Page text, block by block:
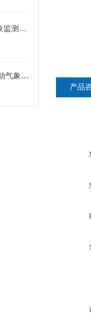
十二要素便携式气象站：气象监测的新选择@2024快讯
高能预警/博科热点：全国自动气象站​一款细致入微不放松的超声波气象站
产品